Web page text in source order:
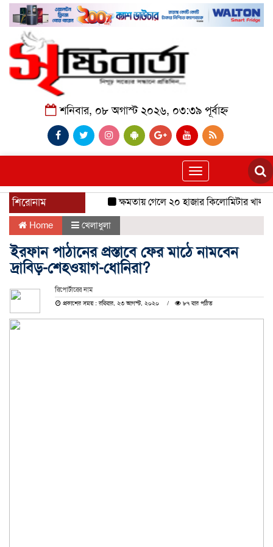
শনিবার, ০৮ অগাস্ট ২০২৬, ০৩:৩৯ পূর্বাহ্ন
Toggle
navigation
শিরোনাম ক্ষমতায় গেলে ২০ হাজার কিলোমিটার খাল
Home খেলাধুলা
ইরফান পাঠানের প্রস্তাবে ফের মাঠে নামবেন
দ্রাবিড়-শেহওয়াগ-ধোনিরা?
রিপোর্টারের নাম
প্রকাশের সময় : রবিবার, ২৩ আগস্ট, ২০২০
৮৭ বার পঠিত